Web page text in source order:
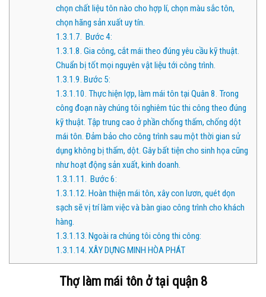
chọn chất liệu tôn nào cho hợp lí, chọn màu sắc tôn,
chọn hãng sản xuất uy tín.
1.3.1.7. Bước 4:
1.3.1.8. Gia công, cắt mái theo đúng yêu cầu kỹ thuật.
Chuẩn bị tốt mọi nguyên vật liệu tới công trình.
1.3.1.9. Bước 5:
1.3.1.10. Thực hiện lợp, làm mái tôn tại Quân 8. Trong
công đoạn này chúng tôi nghiêm túc thi công theo đúng
kỹ thuật. Tập trung cao ở phần chống thấm, chống dột
mái tôn. Đảm bảo cho công trình sau một thời gian sử
dụng không bị thấm, dột. Gây bất tiện cho sinh họa cũng
như hoạt động sản xuất, kinh doanh.
1.3.1.11. Bước 6:
1.3.1.12. Hoàn thiện mái tôn, xây con lươn, quét dọn
sạch sẽ vị trí làm việc và bàn giao công trình cho khách
hàng.
1.3.1.13. Ngoài ra chúng tôi công thi công:
1.3.1.14. XÂY DỰNG MINH HÒA PHÁT
Thợ làm mái tôn ở tại quận 8